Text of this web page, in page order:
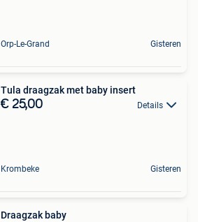
Orp-Le-Grand Gisteren
Tula draagzak met baby insert
€ 25,00 Details
Krombeke Gisteren
Draagzak baby